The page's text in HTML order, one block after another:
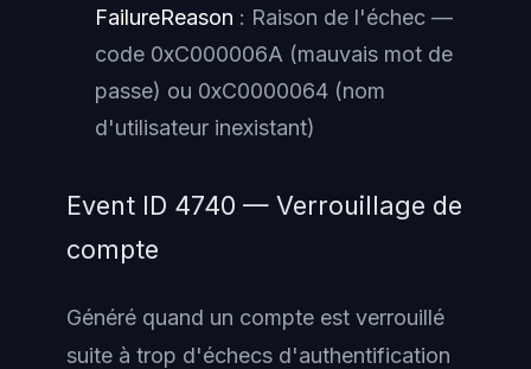
FailureReason : Raison de l'échec —
code 0xC000006A (mauvais mot de
passe) ou 0xC0000064 (nom
d'utilisateur inexistant)
Event ID 4740 — Verrouillage de
compte
Généré quand un compte est verrouillé
suite à trop d'échecs d'authentification